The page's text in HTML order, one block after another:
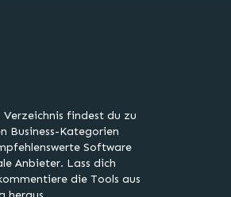
findest du zu
Business-Kategorien
Software
Anbieter. Lass dich
die Tools aus